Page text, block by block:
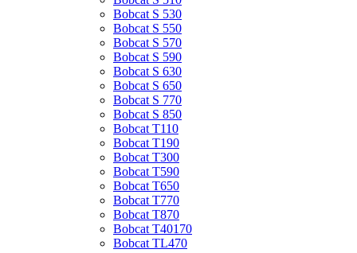
Bobcat S 530
Bobcat S 550
Bobcat S 570
Bobcat S 590
Bobcat S 630
Bobcat S 650
Bobcat S 770
Bobcat S 850
Bobcat T110
Bobcat T190
Bobcat T300
Bobcat T590
Bobcat T650
Bobcat T770
Bobcat T870
Bobcat T40170
Bobcat TL470